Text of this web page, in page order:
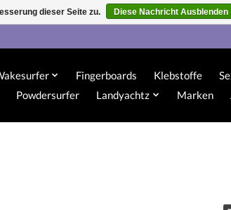
Fingerboards Klebstoffe
Powdersurfer
Landyachtz Marken
dieser Seite zu. Diese Nachricht Ausblenden